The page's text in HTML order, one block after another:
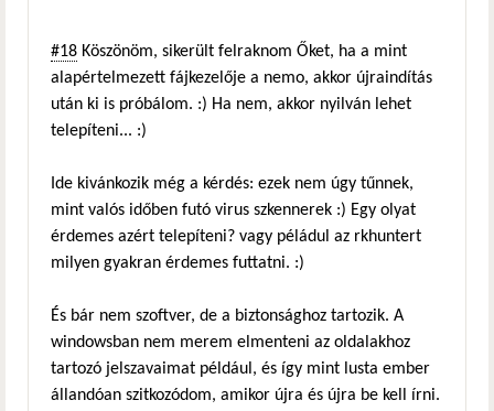
#18 Köszönöm, sikerült felraknom Őket, ha a mint
alapértelmezett fájkezelője a nemo, akkor újraindítás
után ki is próbálom. :) Ha nem, akkor nyilván lehet
telepíteni... :)
Ide kivánkozik még a kérdés: ezek nem úgy tűnnek,
mint valós időben futó virus szkennerek :) Egy olyat
érdemes azért telepíteni? vagy péládul az rkhuntert
milyen gyakran érdemes futtatni. :)
És bár nem szoftver, de a biztonsághoz tartozik. A
windowsban nem merem elmenteni az oldalakhoz
tartozó jelszavaimat például, és így mint lusta ember
állandóan szitkozódom, amikor újra és újra be kell írni.